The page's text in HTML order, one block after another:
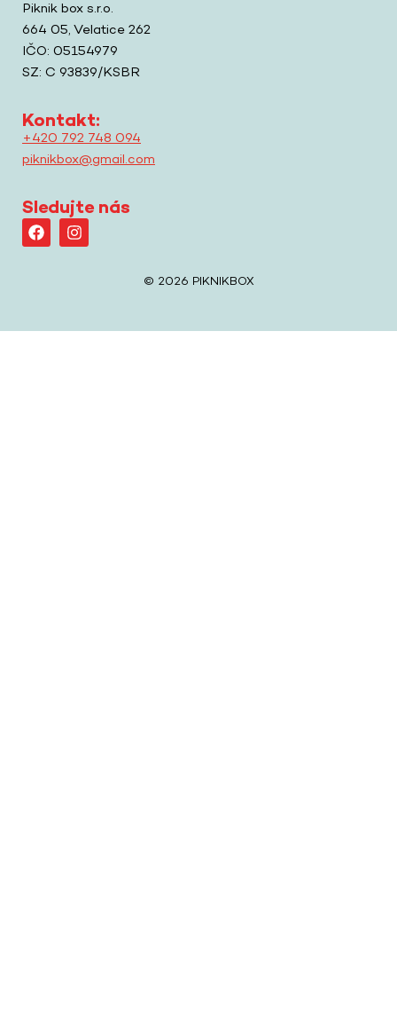
Piknik box s.r.o.
664 05, Velatice 262
IČO: 05154979
SZ: C 93839/KSBR
Kontakt:
+420 792 748 094
piknikbox@gmail.com
Sledujte nás
© 2026 PIKNIKBOX